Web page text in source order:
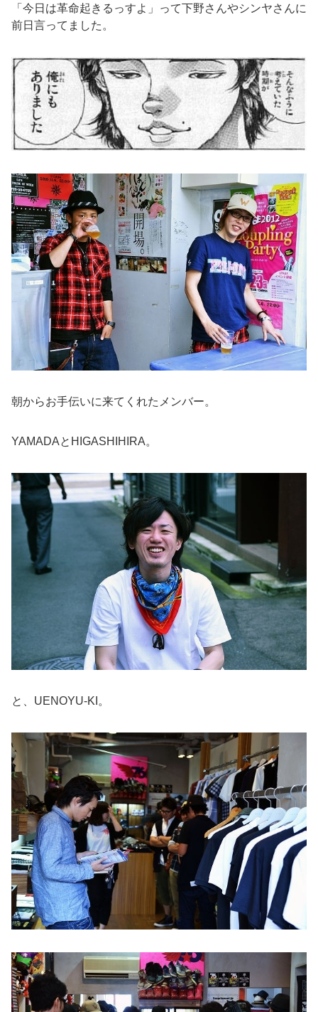
「今日は革命起きるっすよ」って下野さんやシンヤさんに
前日言ってました。
朝からお手伝いに来てくれたメンバー。
YAMADAとHIGASHIHIRA。
と、UENOYU-KI。